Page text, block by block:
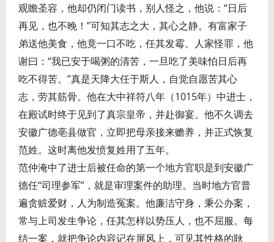
观瞻圣容，他却仍闭门读书，别人怪之，他说：“日后
再见，也不晚！”可知其志之大，其心之静。有富家子
弟送他美食，他竟一口不吃，任其发霉。人家怪罪，他
谢曰：“我已安于喝粥的清苦，一旦吃了美味怕日后再
吃不得苦。”真是天降大任于斯人，自觉自愿苦其心
志，劳其筋骨。他在大中祥符八年（1015年）中进士，
在殿试时终于见到了真宗皇帝，并赴御宴。他不久调去
安徽广德亳县做官，立即把母亲接来赡养，并正式恢复
范姓。这时离他发愤复姓用了五年。
范仲淹中了进士后被任命的第一个地方官职是到安徽广
德任“司理参军”，就是审理案件的助理。当时地方官普
遍贪赃爱财，人为制造冤案。他廉洁守身，秉公办案，
常与上司发生争论，任其怎样以势压人，也不屈服。每
结一案，就把争论内容记在屏风上，可见其性格的耿